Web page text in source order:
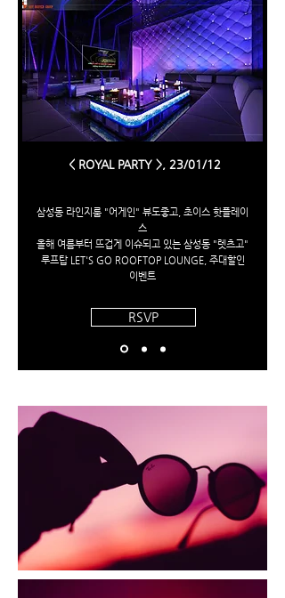
< ROYAL PARTY >, 23/01/12
삼성동 라인지룸 "어게인" 뷰도좋고, 초이스 핫플레이
스
올해 여름부터 뜨겁게 이슈되고 있는 삼성동 "렛츠고"
루프탑 LET'S GO ROOFTOP LOUNGE, 주대할인
이벤트
RSVP